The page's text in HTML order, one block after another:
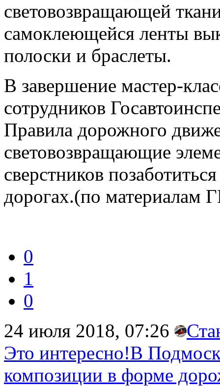
световозвращающей
самоклеющейся ленты
полоски и браслеты.
В завершение мастер-
сотрудников
Правила дорожного
световозвращающие
сверстников
дорогах.(по материалам
0
1
0
24 июля 2018, 07:26
Это интересно!В
композиции в форме